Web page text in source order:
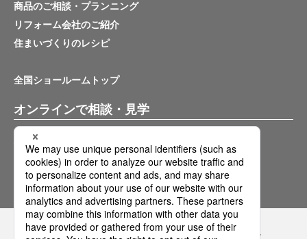
商品のご相談・プランニング
リフォーム会社のご紹介
住まいづくりのレシピ
全国ショールームトップ
オンラインで相談・見学
バーチャルショールーム
オンライン相談サービス
Panasonicの住まい・くらし SNSアカウント